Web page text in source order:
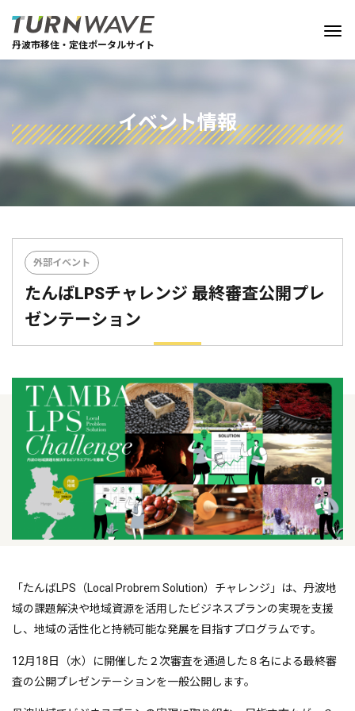
丹波市移住・定住ポータルサイト
イベント情報
外部イベント
たんばLPSチャレンジ 最終審査公開プレ
ゼンテーション
「たんばLPS（Local Probrem Solution）チャレンジ」は、丹波地
域の課題解決や地域資源を活用したビジネスプランの実現を支援
し、地域の活性化と持続可能な発展を目指すプログラムです。
12月18日（水）に開催した２次審査を通過した８名による最終審
査の公開プレゼンテーションを一般公開します。